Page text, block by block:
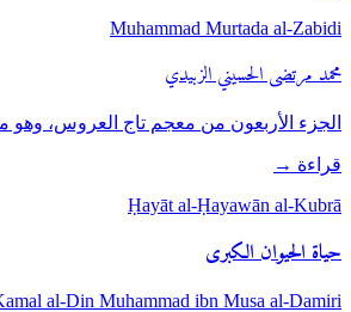
Muhammad Murtada al-Zabidi
محمد مرتضى الحسيني الزبيدي
الجزء الأربعون من معجم تاج العروس، وهو
قراءة →
Ḥayāt al-Ḥayawān al-Kubrā
حياة الحيوان الكبرى
al-Din Muhammad ibn Musa al-Damiri